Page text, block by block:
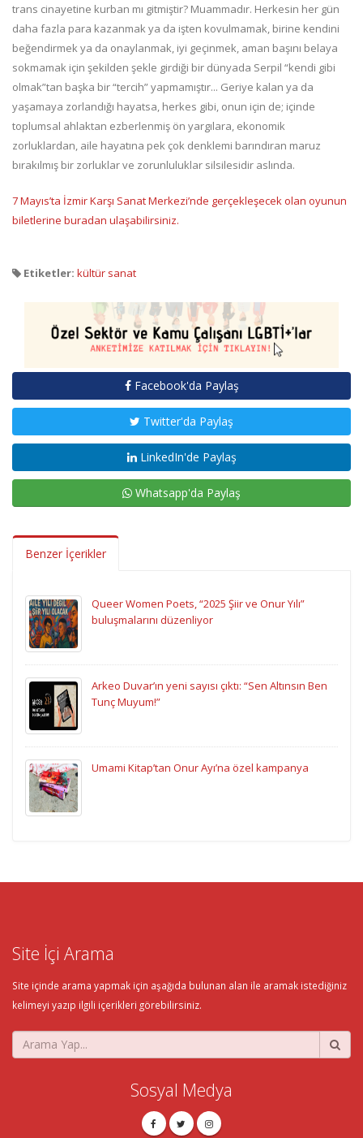
trans cinayetine kurban mı gitmiştir? Muammadır. Herkesin her gün
daha fazla para kazanmak ya da işten kovulmamak, birine kendini
beğendirmek ya da onaylanmak, iyi geçinmek, aman başını belaya
sokmamak için şekilden şekle girdiği bir dünyada Serpil “kendi gibi
olmak”tan başka bir “tercih” yapmamıştır... Geriye kalan ya da
yaşamaya zorlandığı hayatsa, herkes gibi, onun için de; içinde
toplumsal ahlaktan ezberlenmiş ön yargılara, ekonomik
zorluklardan, aile hayatına pek çok denklemi barındıran maruz
bırakılmış bir zorluklar ve zorunluluklar silsilesidir aslında.
7 Mayıs’ta İzmir Karşı Sanat Merkezi’nde gerçekleşecek olan oyunun
biletlerine buradan ulaşabilirsiniz.
Etiketler: kültür sanat
Facebook'da Paylaş
Twitter'da Paylaş
LinkedIn'de Paylaş
Whatsapp'da Paylaş
Benzer İçerikler
Queer Women Poets, “2025 Şiir ve Onur Yılı”
buluşmalarını düzenliyor
Arkeo Duvar’ın yeni sayısı çıktı: “Sen Altınsın Ben
Tunç Muyum!”
Umami Kitap’tan Onur Ayı’na özel kampanya
Site İçi Arama
Site içinde arama yapmak için aşağıda bulunan alan ile aramak istediğiniz
kelimeyi yazıp ilgili içerikleri görebilirsiniz.
Sosyal Medya